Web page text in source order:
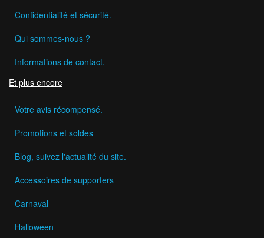
Confidentialité et sécurité.
Qui sommes-nous ?
Informations de contact.
Et plus encore
Votre avis récompensé.
Promotions et soldes
Blog, suivez l'actualité du site.
Accessoires de supporters
Carnaval
Halloween